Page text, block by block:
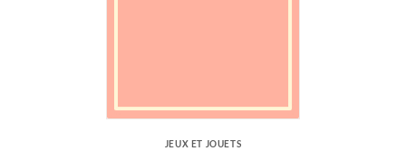
JEUX ET JOUETS